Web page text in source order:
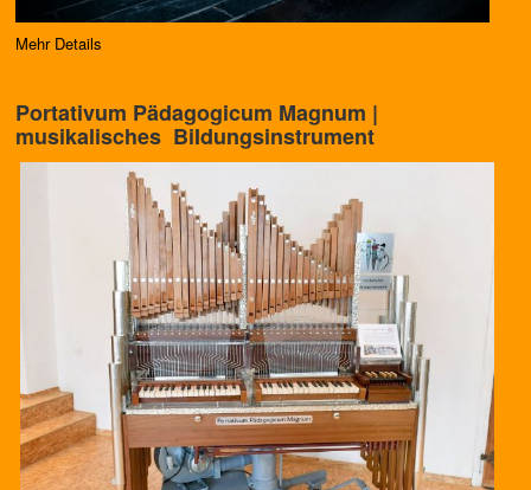
Mehr Details
Portativum Pädagogicum Magnum |
musikalisches BiIdungsinstrument